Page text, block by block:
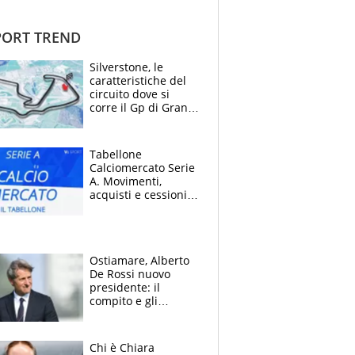
TREND
Silverstone, le
caratteristiche del
circuito dove si
corre il Gp di Gran
Tabellone
Calciomercato Serie
A. Movimenti,
acquisti e cessioni:
Ostiamare, Alberto
De Rossi nuovo
presidente: il
compito e gli
Chi è Chiara